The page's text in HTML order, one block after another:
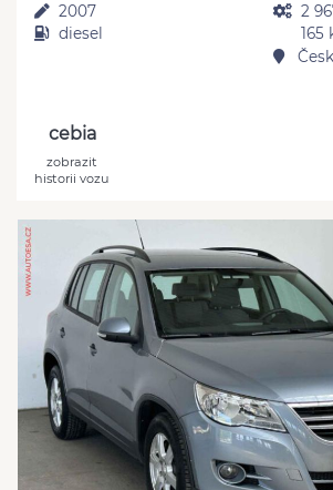
2007
diesel
2
165
cebia
zobrazit
historii vozu